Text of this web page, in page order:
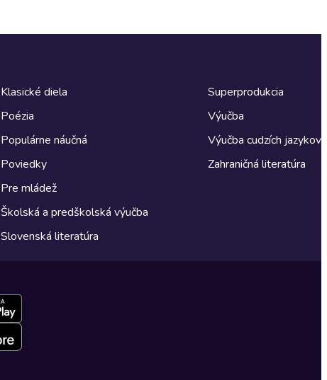
Klasické diela
Poézia
Populárne náučná
Poviedky
Pre mládež
Školská a predškolská výučba
Slovenská literatúra
Superprodukcia
Výučba
Výučba cudzích jazykov
Zahraničná literatúra